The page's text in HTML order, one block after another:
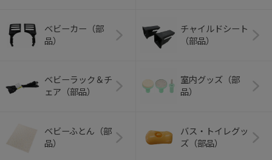
ベビーカー（部
品）
チャイルドシート
（部品）
ベビーラック＆チ
ェア（部品）
室内グッズ（部
品）
ベビーふとん（部
品）
バス・トイレグッ
ズ（部品）